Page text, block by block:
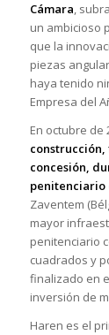
Cámara,
un ambicioso
que la
piezas
haya tenido
Empresa del
En octubre de
concesión,
penitenciario
Zaventem
mayor
penitenciario
cuadrados y
finalizado en
inversión de
Haren es el